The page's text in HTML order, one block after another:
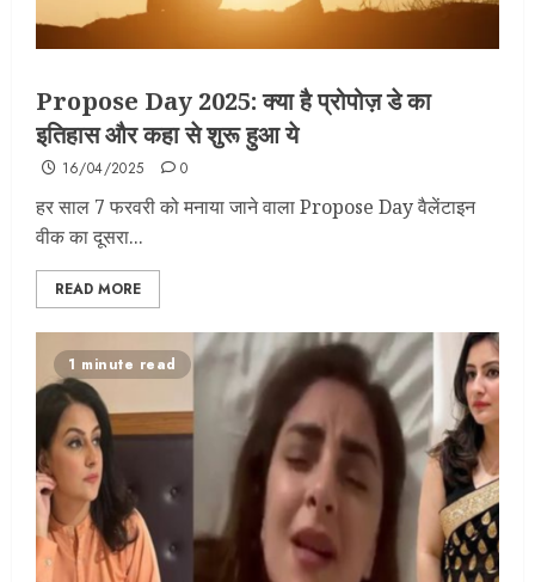
Propose Day 2025: क्या है प्रोपोज़ डे का
इतिहास और कहा से शुरू हुआ ये
16/04/2025 0
हर साल 7 फरवरी को मनाया जाने वाला Propose Day वैलेंटाइन
वीक का दूसरा...
READ MORE
1 minute read